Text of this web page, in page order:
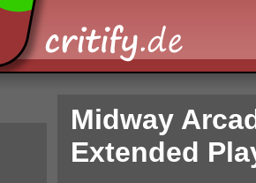
Midway
Extended